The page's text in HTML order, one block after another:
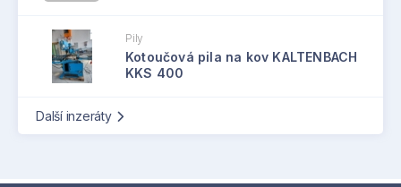
Pily
Kotoučová pila na kov KALTENBACH
KKS 400
Další inzeráty